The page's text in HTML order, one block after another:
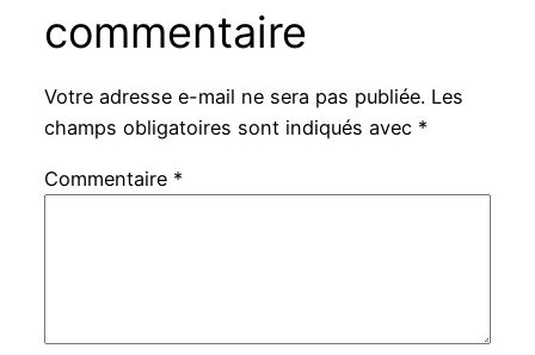
commentaire
Votre adresse e-mail ne sera pas publiée. Les
champs obligatoires sont indiqués avec *
Commentaire *